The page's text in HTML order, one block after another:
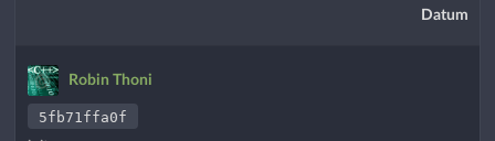
Datum
Robin Thoni
5fb71ffa0f